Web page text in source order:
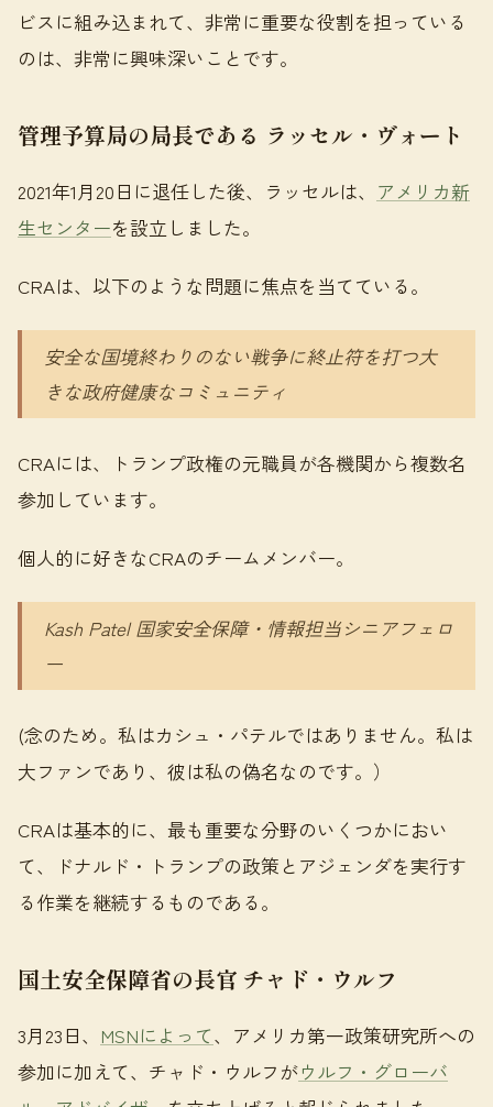
ビスに組み込まれて、非常に重要な役割を担っている
のは、非常に興味深いことです。
管理予算局の局長である ラッセル・ヴォート
2021年1月20日に退任した後、ラッセルは、 アメリカ新
生センターを設立しました。
CRAは、以下のような問題に焦点を当てている。
安全な国境終わりのない戦争に終止符を打つ大
きな政府健康なコミュニティ
CRAには、トランプ政権の元職員が各機関から複数名
参加しています。
個人的に好きなCRAのチームメンバー。
Kash Patel 国家安全保障・情報担当シニアフェロ
ー
(念のため。私はカシュ・パテルではありません。私は
大ファンであり、彼は私の偽名なのです。）
CRAは基本的に、最も重要な分野のいくつかにおい
て、ドナルド・トランプの政策とアジェンダを実行す
る作業を継続するものである。
国土安全保障省の長官 チャド・ウルフ
3月23日、 MSNによって、アメリカ第一政策研究所への
参加に加えて、チャド・ウルフがウルフ・グローバ